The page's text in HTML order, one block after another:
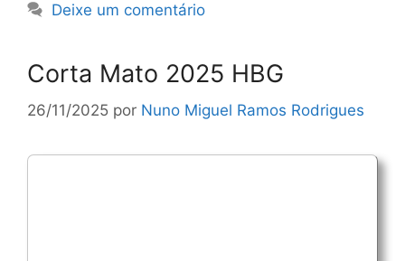
Deixe um comentário
Corta Mato 2025 HBG
26/11/2025 por Nuno Miguel Ramos Rodrigues